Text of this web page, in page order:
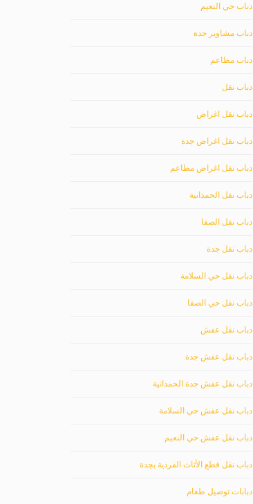
دباب حي النعيم
دباب مشاوير جدة
دباب مطاعم
دباب نقل
دباب نقل اغراض
دباب نقل اغراض جدة
دباب نقل اغراض مطاعم
دباب نقل الحمدانية
دباب نقل الصفا
دباب نقل جدة
دباب نقل حي السلامة
دباب نقل حي الصفا
دباب نقل عفش
دباب نقل عفش جدة
دباب نقل عفش جدة الحمدانية
دباب نقل عفش حي السلامة
دباب نقل عفش حي النعيم
دباب نقل قطع الأثاث الفردية بجدة
دبابات توصيل طعام